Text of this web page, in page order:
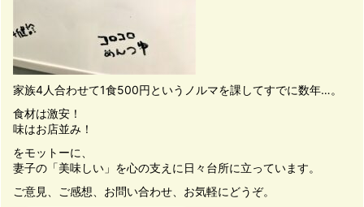
家族4人合わせて1食500円というノルマを課してすでに数年…。
食材は激安！
味はお店並み！
をモットーに、
妻子の「美味しい」を心の支えに日々台所に立っています。
ご意見、ご感想、お問い合わせ、お気軽にどうぞ。